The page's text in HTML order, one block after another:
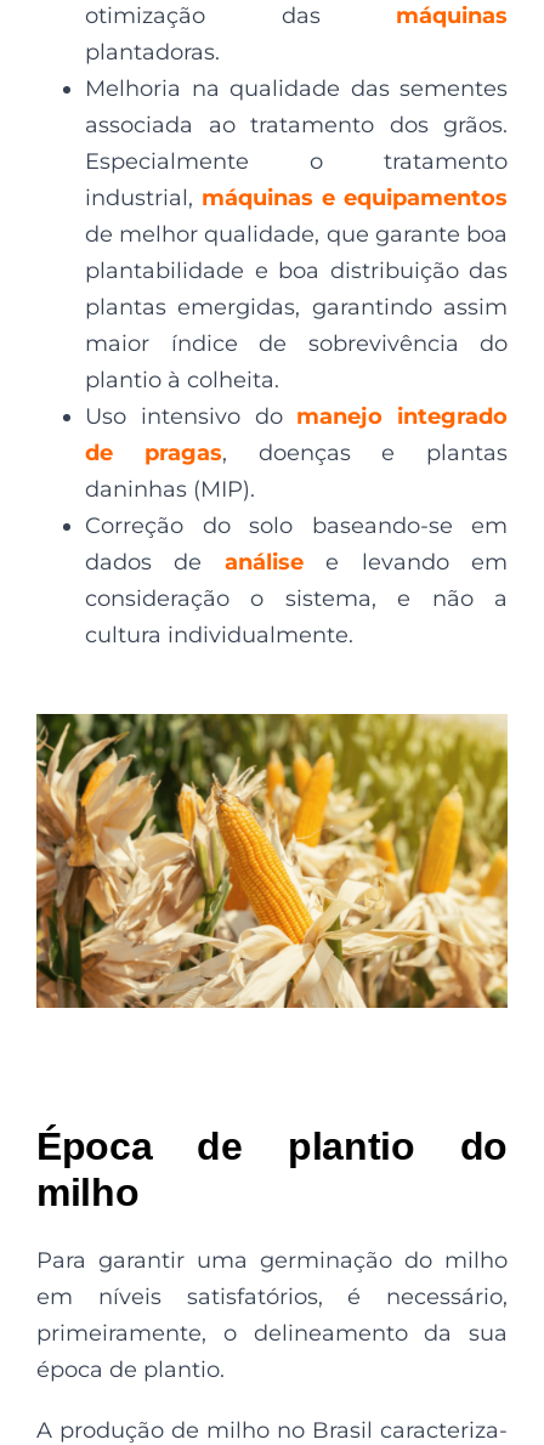
otimização das máquinas
plantadoras.
Melhoria na qualidade das sementes
associada ao tratamento dos grãos.
Especialmente o tratamento
industrial, máquinas e equipamentos
de melhor qualidade, que garante boa
plantabilidade e boa distribuição das
plantas emergidas, garantindo assim
maior índice de sobrevivência do
plantio à colheita.
Uso intensivo do manejo integrado
de pragas, doenças e plantas
daninhas (MIP).
Correção do solo baseando-se em
dados de análise
e levando em
consideração o sistema, e não a
cultura individualmente.
Época de plantio do
milho
Para garantir uma germinação do milho
em níveis satisfatórios, é necessário,
primeiramente, o delineamento da sua
época de plantio.
A produção de milho no Brasil caracteriza-